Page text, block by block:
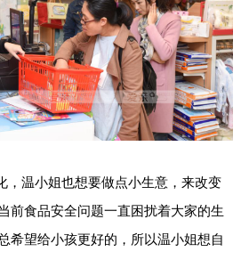
温小姐也想要做点小生意，来改变
前食品安全问题一直困扰着大家的生
希望给小孩更好的，所以温小姐想自